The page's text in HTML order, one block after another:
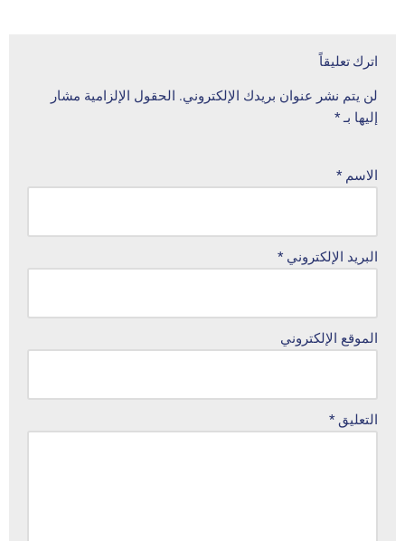
اترك تعليقاً
لن يتم نشر عنوان بريدك الإلكتروني. الحقول الإلزامية مشار
إليها بـ*
الاسم *
البريد الإلكتروني *
الموقع الإلكتروني
التعليق *